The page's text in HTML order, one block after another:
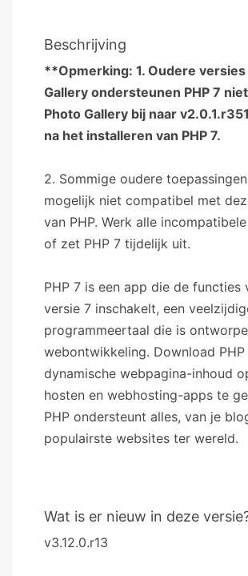
Beschrijving
**Opmerking: 1. Oudere versies
Gallery ondersteunen PHP 7
Photo Gallery bij naar
na het installeren van PHP 7.
2. Sommige oudere
mogelijk niet compatibel met
van PHP. Werk alle
of zet PHP 7 tijdelijk uit.
PHP 7 is een app die de functies
versie 7 inschakelt, een
programmeertaal die is
webontwikkeling. Download PHP
dynamische webpagina-inhoud
hosten en webhosting-apps te
PHP ondersteunt alles, van je
populairste websites ter wereld.
Wat is er nieuw in deze
v3.12.0.r13